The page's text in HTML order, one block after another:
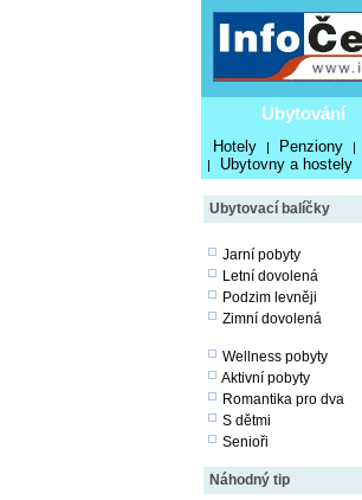
Ubytování
Hotely | Penziony |
| Ubytovny a hostely
Ubytovací balíčky
Jarní pobyty
Letní dovolená
Podzim levněji
Zimní dovolená
Wellness pobyty
Aktivní pobyty
Romantika pro dva
S dětmi
Senioři
Náhodný tip